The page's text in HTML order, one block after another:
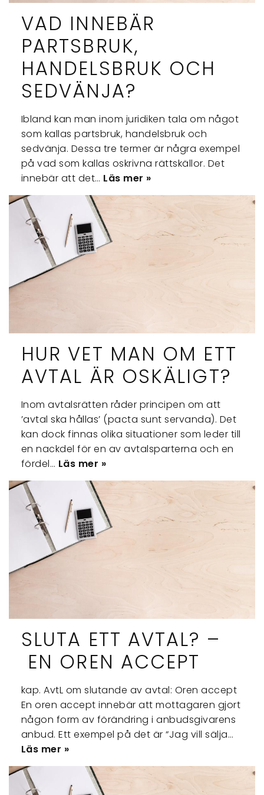
VAD INNEBÄR
PARTSBRUK,
HANDELSBRUK OCH
SEDVÄNJA?
Ibland kan man inom juridiken tala om något
som kallas partsbruk, handelsbruk och
sedvänja. Dessa tre termer är några exempel
på vad som kallas oskrivna rättskällor. Det
innebär att det… Läs mer »
HUR VET MAN OM ETT
AVTAL ÄR OSKÄLIGT?
Inom avtalsrätten råder principen om att
’avtal ska hållas’ (pacta sunt servanda). Det
kan dock finnas olika situationer som leder till
en nackdel för en av avtalsparterna och en
fördel… Läs mer »
SLUTA ETT AVTAL? –
EN OREN ACCEPT
kap. AvtL om slutande av avtal: Oren accept
En oren accept innebär att mottagaren gjort
någon form av förändring i anbudsgivarens
anbud. Ett exempel på det är “Jag vill sälja…
Läs mer »